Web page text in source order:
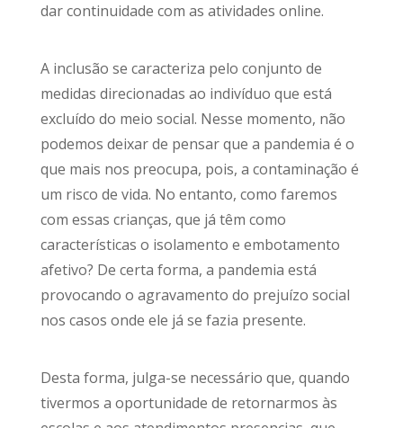
dar continuidade com as atividades online.
A inclusão se caracteriza pelo conjunto de
medidas direcionadas ao indivíduo que está
excluído do meio social. Nesse momento, não
podemos deixar de pensar que a pandemia é o
que mais nos preocupa, pois, a contaminação é
um risco de vida. No entanto, como faremos
com essas crianças, que já têm como
características o isolamento e embotamento
afetivo? De certa forma, a pandemia está
provocando o agravamento do prejuízo social
nos casos onde ele já se fazia presente.
Desta forma, julga-se necessário que, quando
tivermos a oportunidade de retornarmos às